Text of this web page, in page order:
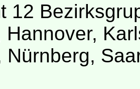
12
Hannover,
Nürnberg,